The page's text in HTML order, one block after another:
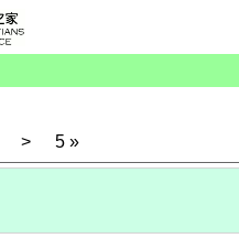
> 5 »